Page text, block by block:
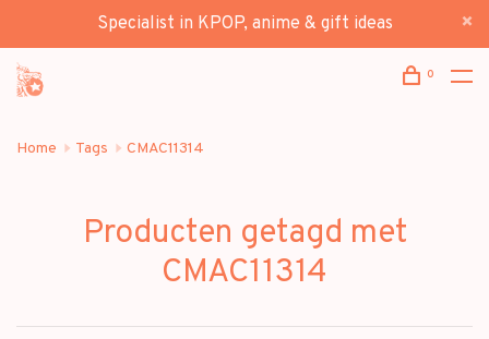
Specialist in KPOP, anime & gift ideas
0
Home Tags CMAC11314
Producten getagd met
CMAC11314